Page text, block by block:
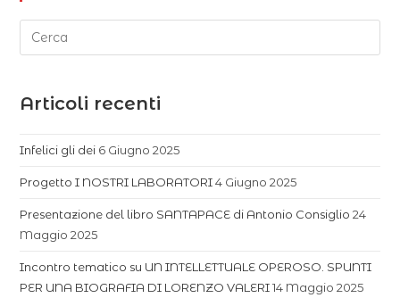
Articoli recenti
Infelici gli dei 6 Giugno 2025
Progetto I NOSTRI LABORATORI 4 Giugno 2025
Presentazione del libro SANTAPACE di Antonio Consiglio 24
Maggio 2025
Incontro tematico su UN INTELLETTUALE OPEROSO. SPUNTI
PER UNA BIOGRAFIA DI LORENZO VALERI 14 Maggio 2025